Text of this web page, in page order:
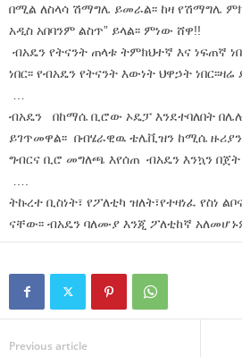
በሚል ለስላሳ ሽማግሌ ይመራል፡፡ ከዛ የሽማግሌ
አዲስ አበባንም ልስጥ” ይላል፡፡ ምነው ሸዋ!!
ብአዴን የትናንት ጠላቱ ትምክህተኛ እና ነፍጠኛ
ነበር፡፡ የብአዴን የትናንት እውነት ህዋኃት
ብአዴን በከማሴ ቢሮው ኦዴፓ እንደተባለበት
ይገጥመዋል፡፡ በብሄራዊዉ ቴሌቪዝን ከሚሴ
ግብርና ቢሮ መግለጫ እየሰጠ ብአዴን እንኳን በጀት
ትኩረተ ቢስነት፣ የፖለቲካ ዝለት፣የተዛነፈ የስነ
ናቸው፡፡ ብአዴን ባለሙያ እንጂ ፖለቲከኛ
Previous article